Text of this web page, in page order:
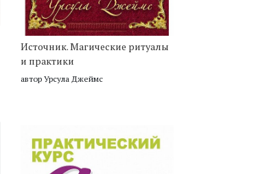
Источник. Магические ритуалы
и практики
автор Урсула Джеймс